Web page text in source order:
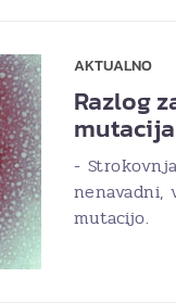
AKTUALNO
Razlog
-
nenavadni,
mutacijo.